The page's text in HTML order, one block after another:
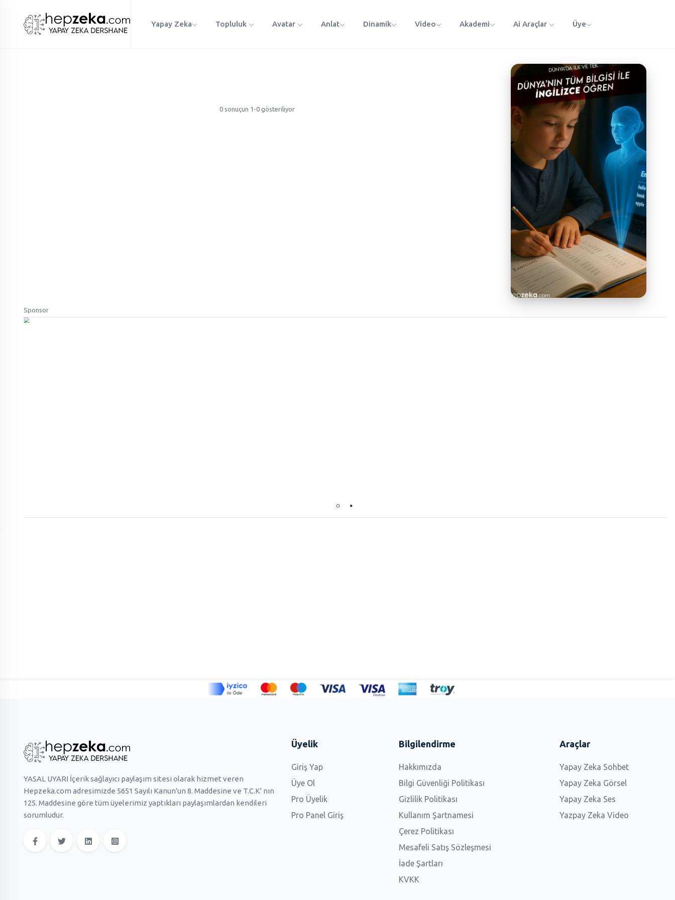
Yapay Zeka Topluluk Avatar Anlat Dinamik Video Akademi Ai Araçlar Üye
0 sonuçun 1-0 gösteriliyor
Sponsor
YASAL UYARI İçerik sağlayıcı paylaşım sitesi olarak hizmet veren
Hepzeka.com adresimizde 5651 Sayılı Kanun'un 8. Maddesine ve T.C.K' nın
125. Maddesine göre tüm üyelerimiz yaptıkları paylaşımlardan kendileri
sorumludur.
Üyelik
Giriş Yap
Üye Ol
Pro Üyelik
Pro Panel Giriş
Bilgilendirme
Hakkımızda
Bilgi Güvenliği Politikası
Gizlilik Politikası
Kullanım Şartnamesi
Çerez Politikası
Mesafeli Satış Sözleşmesi
İade Şartları
KVKK
Araçlar
Yapay Zeka Sohbet
Yapay Zeka Görsel
Yapay Zeka Ses
Yazpay Zeka Video